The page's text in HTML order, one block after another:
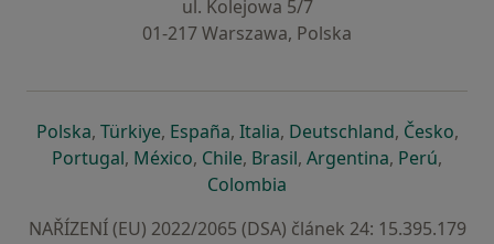
ul. Kolejowa 5/7
01-217 Warszawa, Polska
Polskase otevře v nové záložce
, Türkiyese otevře v nové záložce
, Españase otevře v nové záložce
, Italiase otevře v nové záložce
, Deutschlandse otevře v
, Českose
,
Portugalse otevře v nové záložce
, Méxicose otevře v nové záložce
, Chilese otevře v nové záložce
, Brasilse otevře v nové
, Argentinase otevře v
, Perúse
,
Colombia
NAŘÍZENÍ (EU) 2022/2065 (DSA) článek 24: 15.395.179